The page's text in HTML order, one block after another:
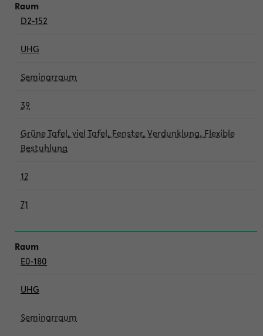
D2-152
UHG
Seminarraum
39
Grüne Tafel, viel Tafel, Fenster, Verdunklung, Flexible
Bestuhlung
12
71
E0-180
UHG
Seminarraum